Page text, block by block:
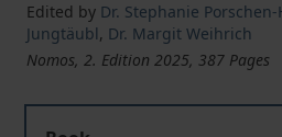
Edited by Dr. Stephanie Porschen-
Jungtäubl, Dr. Margit Weihrich
Nomos, 2. Edition 2025, 387 Pages